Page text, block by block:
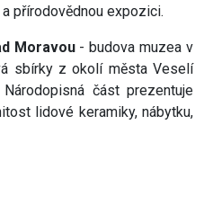
přírodovědnou expozici.
Moravou- budova muzea v
sbírky z okolí města Veselí
část prezentuje
lidové keramiky, nábytku,